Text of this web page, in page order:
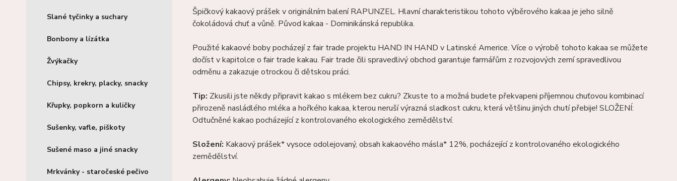
Slané tyčinky a suchary
Bonbony a lízátka
Žvýkačky
Chipsy, krekry, placky, snacky
Křupky, popkorn a kuličky
Sušenky, vafle, piškoty
Sušené maso a jiné snacky
Mrkvánky - staročeské pečivo
Špičkový kakaový prášek v originálním balení RAPUNZEL. Hlavní charakteristikou tohoto výběrového kakaa je jeho silně
čokoládová chuť a vůně. Původ kakaa - Dominikánská republika.
Použité kakaové boby pocházejí z fair trade projektu HAND IN HAND v Latinské Americe. Více o výrobě tohoto kakaa se můžete
dočíst v kapitolce o fair trade kakau. Fair trade čili spravedlivý obchod garantuje farmářům z rozvojových zemí spravedlivou
odměnu a zakazuje otrockou či dětskou práci.
Tip: Zkusili jste někdy připravit kakao s mlékem bez cukru? Zkuste to a možná budete překvapeni příjemnou chuťovou kombinací
přirozeně nasládlého mléka a hořkého kakaa, kterou neruší výrazná sladkost cukru, která většinu jiných chutí přebije! SLOŽENÍ:
Odtučněné kakao pocházející z kontrolovaného ekologického zemědělství.
Složení: Kakaový prášek* vysoce odolejovaný, obsah kakaového másla* 12%, pocházející z kontrolovaného ekologického
zemědělství.